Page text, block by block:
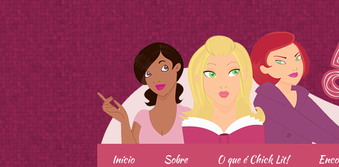
.
Início Sobre O que é Chick Lit!